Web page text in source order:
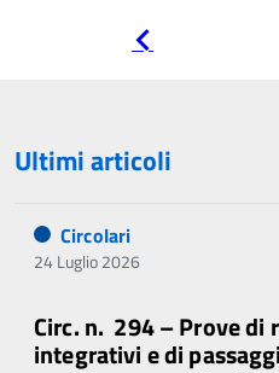
Ultimi articoli
Circolari
24 Luglio 2026
Circ. n. 294 – Prove di
integrativi e di